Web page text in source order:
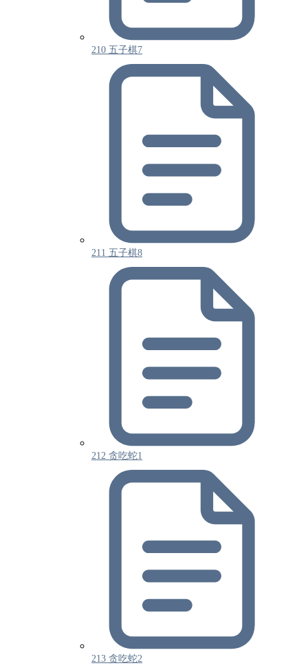
210 五子棋7
211 五子棋8
212 贪吃蛇1
213 贪吃蛇2